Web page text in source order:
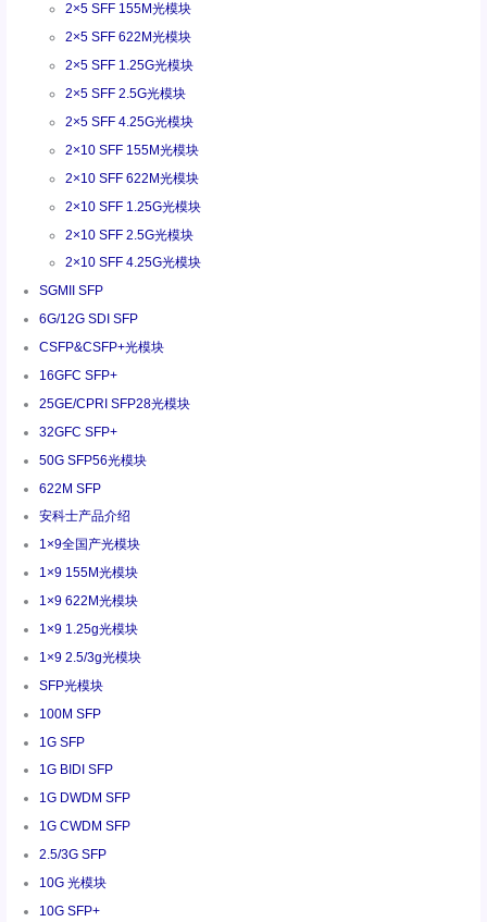
2×5 SFF 155M光模块
2×5 SFF 622M光模块
2×5 SFF 1.25G光模块
2×5 SFF 2.5G光模块
2×5 SFF 4.25G光模块
2×10 SFF 155M光模块
2×10 SFF 622M光模块
2×10 SFF 1.25G光模块
2×10 SFF 2.5G光模块
2×10 SFF 4.25G光模块
SGMII SFP
6G/12G SDI SFP
CSFP&CSFP+光模块
16GFC SFP+
25GE/CPRI SFP28光模块
32GFC SFP+
50G SFP56光模块
622M SFP
安科士产品介绍
1×9全国产光模块
1×9 155M光模块
1×9 622M光模块
1×9 1.25g光模块
1×9 2.5/3g光模块
SFP光模块
100M SFP
1G SFP
1G BIDI SFP
1G DWDM SFP
1G CWDM SFP
2.5/3G SFP
10G 光模块
10G SFP+